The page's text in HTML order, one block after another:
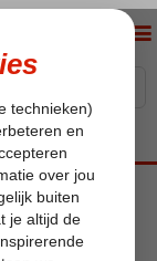
Club Next Inn